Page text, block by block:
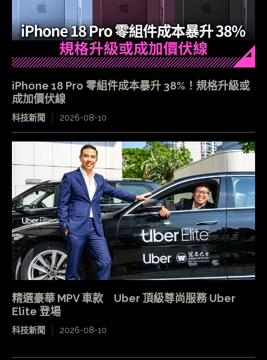
iPhone 18 Pro 零組件成本暴升 38%！規格升級或
成加價伏線
科技新聞 2026-08-10
精選豪華 MPV 車款 Uber 頂級尊尚服務 Uber
Elite 登場
科技新聞 2026-08-10